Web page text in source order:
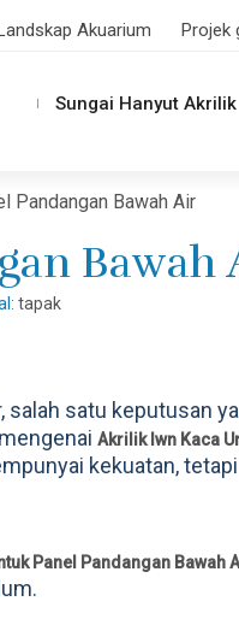
Akuarium Projek
Sungai Hanyut Akrilik
Pandangan Bawah Air
Bawah
tapak
salah satu keputusan
Akrilik lwn Kaca
kekuatan,
Panel Pandangan Bawah